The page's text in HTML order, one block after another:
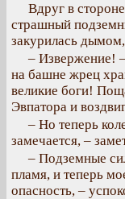
Вдруг в
страшный
закурилась
– Извержение!
на башне жрец
великие боги!
Эвпатора и
– Но теперь
замечается, –
– Подземные
пламя, и теперь
опасность, –